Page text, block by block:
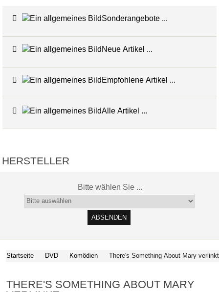
Sonderangebote ...
Neue Artikel ...
Empfohlene Artikel ...
Alle Artikel ...
HERSTELLER
Bitte wählen Sie ...
Startseite DVD Komödien There's Something About Mary verlinkt
THERE'S SOMETHING ABOUT MARY